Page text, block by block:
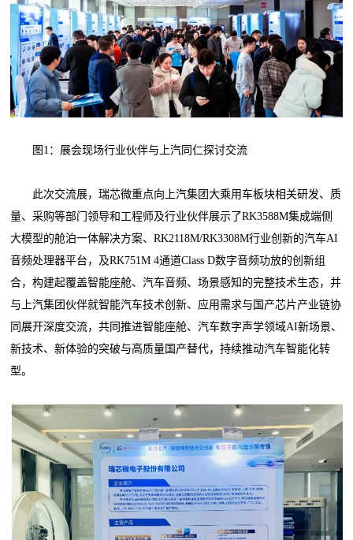
图1：展会现场行业伙伴与上汽同仁探讨交流
此次交流展，瑞芯微重点向上汽集团大乘用车板块相关研发、质
量、采购等部门领导和工程师及行业伙伴展示了RK3588M集成端侧
大模型的舱泊一体解决方案、RK2118M/RK3308M行业创新的汽车AI
音频处理器平台，及RK751M 4通道Class D数字音频功放的创新组
合，构建起覆盖智能座舱、汽车音频、场景感知的完整技术生态，并
与上汽集团伙伴就智能汽车技术创新、应用需求与国产芯片产业链协
同展开深度交流，共同推进智能座舱、汽车数字声学领域AI新场景、
新技术、新体验的突破与高质量国产替代，持续推动汽车智能化转
型。